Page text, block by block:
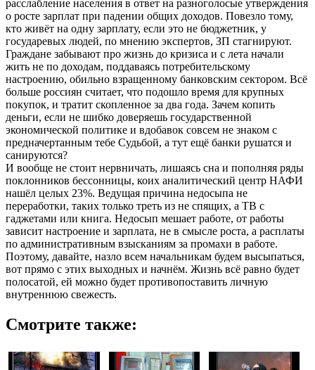
расслабление населения в ответ на разноголосые утверждения
о росте зарплат при падении общих доходов. Повезло тому,
кто живёт на одну зарплату, если это не бюджетник, у
государевых людей, по мнению экспертов, ЗП стагнируют.
Граждане забывают про жизнь до кризиса и с лета начали
жить не по доходам, поддаваясь потребительскому
настроению, обильно взращенному банковским сектором. Всё
больше россиян считает, что подошло время для крупных
покупок, и тратит скопленное за два года. Зачем копить
деньги, если не шибко доверяешь государственной
экономической политике и вдобавок совсем не знаком с
предначертанным тебе Судьбой, а тут ещё банки рушатся и
санируются?
И вообще не стоит нервничать, лишаясь сна и пополняя ряды
поклонников бессонницы, коих аналитический центр НАФИ
нашёл целых 23%. Ведущая причина недосыпа не
переработки, таких только треть из не спящих, а ТВ с
гаджетами или книга. Недосып мешает работе, от работы
зависит настроение и зарплата, не в смысле роста, а расплаты
по административным взысканиям за промахи в работе.
Поэтому, давайте, назло всем начальникам будем высыпаться,
вот прямо с этих выходных и начнём. Жизнь всё равно будет
полосатой, ей можно будет противопоставить личную
внутреннюю свежесть.
Смотрите также: